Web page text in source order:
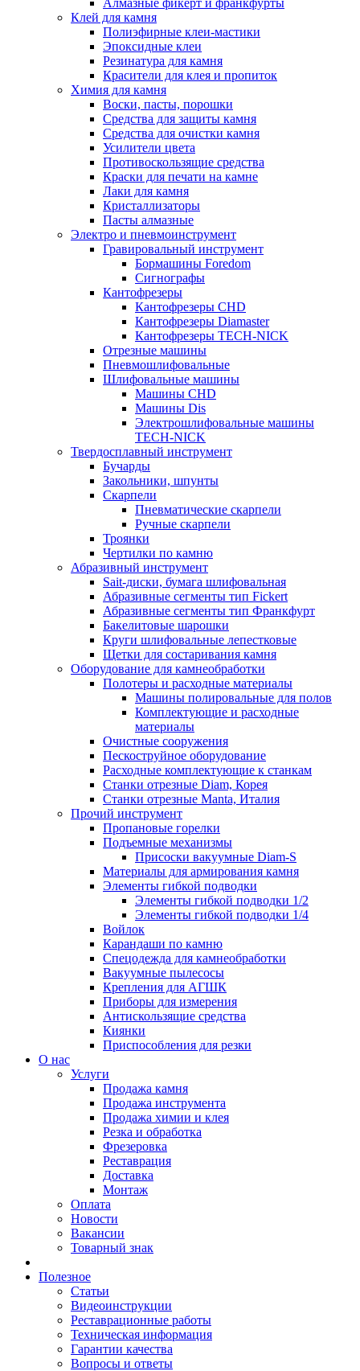
Алмазные фикерт и франкфурты
Клей для камня
Полиэфирные клеи-мастики
Эпоксидные клеи
Резинатура для камня
Красители для клея и пропиток
Химия для камня
Воски, пасты, порошки
Средства для защиты камня
Средства для очистки камня
Усилители цвета
Противоскользящие средства
Краски для печати на камне
Лаки для камня
Кристаллизаторы
Пасты алмазные
Электро и пневмоинструмент
Гравировальный инструмент
Бормашины Foredom
Сигнографы
Кантофрезеры
Кантофрезеры CHD
Кантофрезеры Diamaster
Кантофрезеры TECH-NICK
Отрезные машины
Пневмошлифовальные
Шлифовальные машины
Машины CHD
Машины Dis
Электрошлифовальные машины
TECH-NICK
Твердосплавный инструмент
Бучарды
Закольники, шпунты
Скарпели
Пневматические скарпели
Ручные скарпели
Троянки
Чертилки по камню
Абразивный инструмент
Sait-диски, бумага шлифовальная
Абразивные сегменты тип Fickert
Абразивные сегменты тип Франкфурт
Бакелитовые шарошки
Круги шлифовальные лепестковые
Щетки для состаривания камня
Оборудование для камнеобработки
Полотеры и расходные материалы
Машины полировальные для полов
Комплектующие и расходные
материалы
Очистные сооружения
Пескоструйное оборудование
Расходные комплектующие к станкам
Станки отрезные Diam, Корея
Станки отрезные Manta, Италия
Прочий инструмент
Пропановые горелки
Подъeмные механизмы
Присоски вакуумные Diam-S
Материалы для армирования камня
Элементы гибкой подводки
Элементы гибкой подводки 1/2
Элементы гибкой подводки 1/4
Войлок
Карандаши по камню
Спецодежда для камнеобработки
Вакуумные пылесосы
Крепления для АГШК
Приборы для измерения
Антискользящие средства
Киянки
Приспособления для резки
О нас
Услуги
Продажа камня
Продажа инструмента
Продажа химии и клея
Резка и обработка
Фрезеровка
Реставрация
Доставка
Монтаж
Оплата
Новости
Вакансии
Товарный знак
Полезное
Статьи
Видеоинструкции
Реставрационные работы
Техническая информация
Гарантии качества
Вопросы и ответы